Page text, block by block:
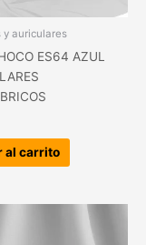
y auriculares
ES64 AZUL
al carrito